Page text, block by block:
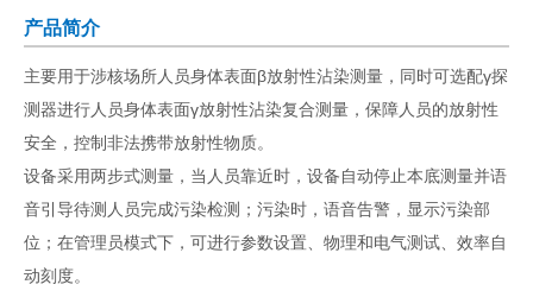
产品简介
主要用于涉核场所人员身体表面β放射性沾染测量，同时可选配γ探
测器进行人员身体表面γ放射性沾染复合测量，保障人员的放射性
安全，控制非法携带放射性物质。
设备采用两步式测量，当人员靠近时，设备自动停止本底测量并语
音引导待测人员完成污染检测；污染时，语音告警，显示污染部
位；在管理员模式下，可进行参数设置、物理和电气测试、效率自
动刻度。